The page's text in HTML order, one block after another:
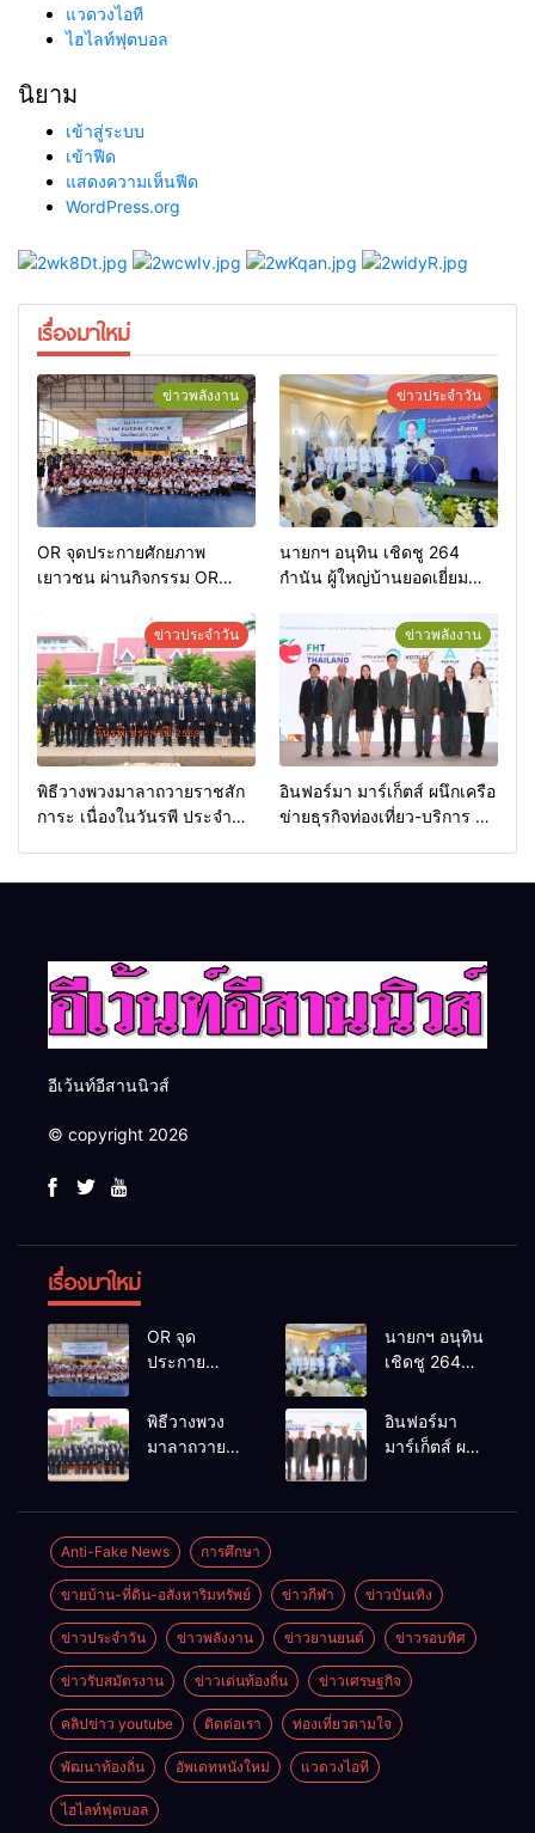
แวดวงไอที
ไฮไลท์ฟุตบอล
นิยาม
เข้าสู่ระบบ
เข้าฟีด
แสดงความเห็นฟีด
WordPress.org
เรื่องมาใหม่
ข่าวพลังงาน
OR จุดประกายศักยภาพ
เยาวชน ผ่านกิจกรรม OR
ข่าวประจำวัน
นายกฯ อนุทิน เชิดชู 264
กำนัน ผู้ใหญ่บ้านยอดเยี่ยม
เกียรติยศแห่งการเสียสละ”
ข่าวประจำวัน
พิธีวางพวงมาลาถวายราชสัก
การะ เนื่องในวันรพี ประจำปี
ข่าวพลังงาน
อินฟอร์มา มาร์เก็ตส์ ผนึกเครือ
ข่ายธุรกิจท่องเที่ยว-บริการ จัด
อีเว้นท์อีสานนิวส์
© copyright 2026
เรื่องมาใหม่
OR จุด
ประกาย
เยาวชน ผ่าน
นายกฯ อนุทิน
เชิดชู 264
บ้านยอดเยี่ยม
มอบแหนบ
เกียรติยศแห่ง
พิธีวางพวง
มาลาถวาย
2569 และ
การแข่งขัน
ฟุตบอลวันรพี
เพื่อเชื่อม
ความสัมพันธ์
อันดีของ
หน่วยงานใน
กระบวนการ
ยุติธรรม
อินฟอร์มา
มาร์เก็ตส์ ผนึก
Thailand
2026 เชื่อม 4
งานใหญ่
สร้างโอกาส
ธุรกิจครบ
วงจร ด้วยครับ
Anti-Fake News การศึกษา
ขายบ้าน-ที่ดิน-อสังหาริมทรัพย์ ข่าวกีฬา ข่าวบันเทิง
ข่าวประจำวัน ข่าวพลังงาน ข่าวยานยนต์ ข่าวรอบทิศ
ข่าวรับสมัตรงาน ข่าวเด่นท้องถิ่น ข่าวเศรษฐกิจ
คลิปข่าว youtube ติดต่อเรา ท่องเที่ยวตามใจ
พัฒนาท้องถิ่น อัพเดทหนังใหม่ แวดวงไอที
ไฮไลท์ฟุตบอล